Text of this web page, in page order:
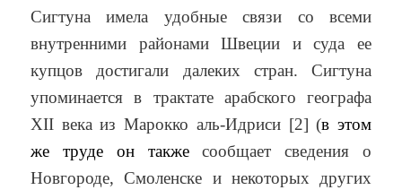
Сигтуна имела удобные связи со всеми
внутренними районами Швеции и суда ее
купцов достигали далеких стран. Сигтуна
упоминается в трактате арабского географа
XII века из Марокко аль-Идриси [2] (в этом
же труде он такжесообщает сведения о
Новгороде, Смоленске и некоторых других